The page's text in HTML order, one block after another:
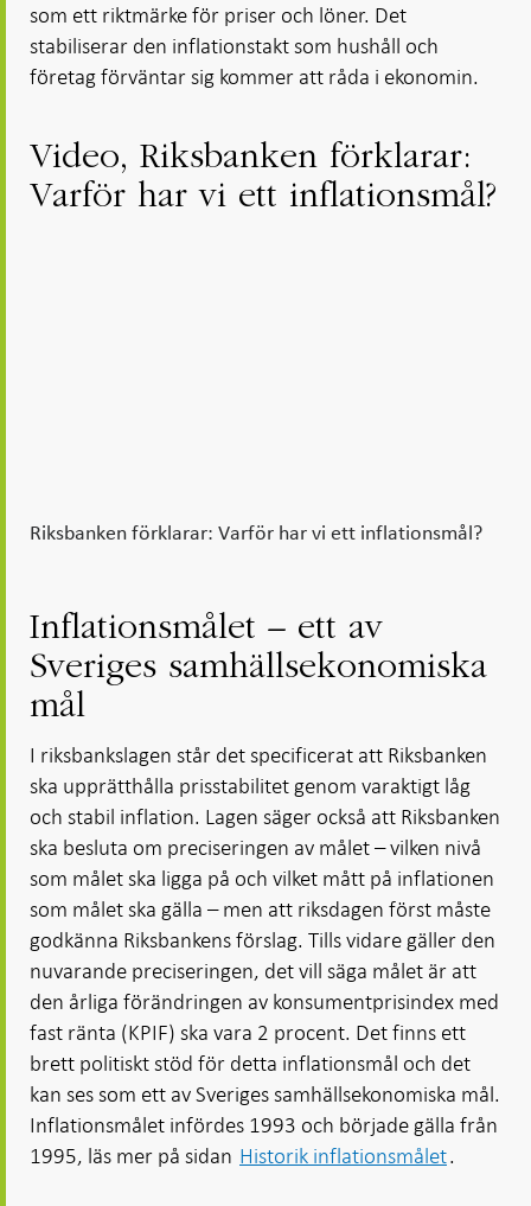
som ett riktmärke för priser och löner. Det
stabiliserar den inflationstakt som hushåll och
företag förväntar sig kommer att råda i ekonomin.
Video, Riksbanken förklarar:
Varför har vi ett inflationsmål?
Riksbanken förklarar: Varför har vi ett inflationsmål?
Inflationsmålet – ett av
Sveriges samhällsekonomiska
mål
I riksbankslagen står det specificerat att Riksbanken
ska upprätthålla prisstabilitet genom varaktigt låg
och stabil inflation. Lagen säger också att Riksbanken
ska besluta om preciseringen av målet – vilken nivå
som målet ska ligga på och vilket mått på inflationen
som målet ska gälla – men att riksdagen först måste
godkänna Riksbankens förslag. Tills vidare gäller den
nuvarande preciseringen, det vill säga målet är att
den årliga förändringen av konsumentprisindex med
fast ränta (KPIF) ska vara 2 procent. Det finns ett
brett politiskt stöd för detta inflationsmål och det
kan ses som ett av Sveriges samhällsekonomiska mål.
Inflationsmålet infördes 1993 och började gälla från
1995, läs mer på sidan Historik inflationsmålet.